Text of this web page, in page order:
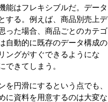
能はフレキシブルだ。データ
する。例えば、商品別売上デ
った場合、商品ごとのカテゴ
自動的に既存のデータ構成の
ングがすぐできるようにな
できてしまう。
円滑にするという点でも、
に資料を用意するのは大変な